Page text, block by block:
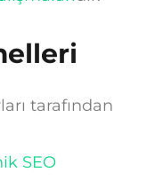
tarafından
SEO